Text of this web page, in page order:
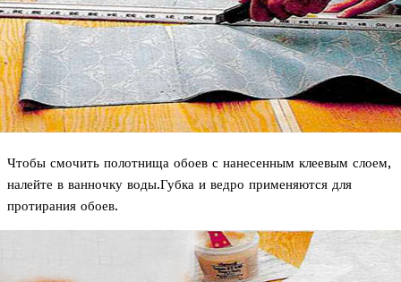
Чтобы смочить полотнища обоев с нанесенным клеевым слоем,
налейте в ванночку воды.Губка и ведро применяются для
протирания обоев.